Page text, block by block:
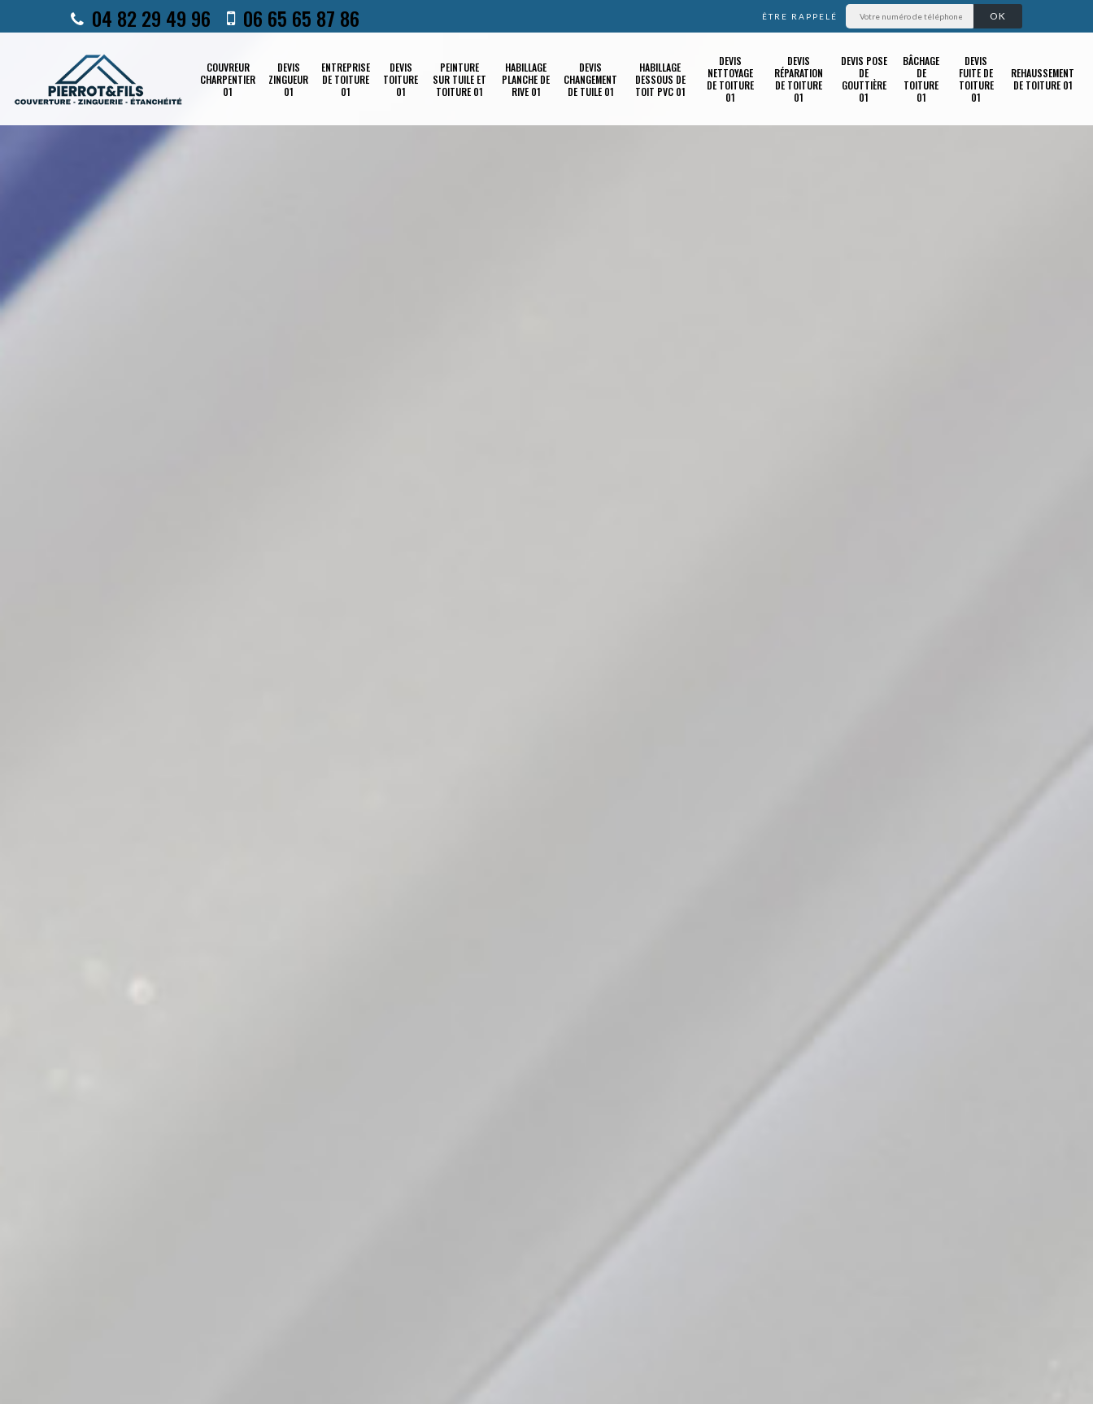
04 82 29 49 96 06 65 65 87 86 ÊTRE RAPPELÉ
COUVREUR
CHARPENTIER
01
DEVIS
ZINGUEUR
01
ENTREPRISE
DE TOITURE
01
DEVIS
TOITURE
01
PEINTURE
SUR TUILE ET
TOITURE 01
HABILLAGE
PLANCHE DE
RIVE 01
DEVIS
CHANGEMENT
DE TUILE 01
HABILLAGE
DESSOUS DE
TOIT PVC 01
DEVIS
NETTOYAGE
DE TOITURE
01
DEVIS
RÉPARATION
DE TOITURE
01
DEVIS POSE
DE
GOUTTIÈRE
01
BÂCHAGE
DE
TOITURE
01
DEVIS
FUITE DE
TOITURE
01
REHAUSSEMENT
DE TOITURE 01